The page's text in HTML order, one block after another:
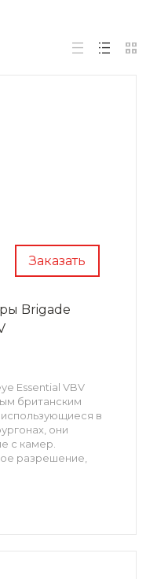
Заказать
Brigade
Essential VBV
британским
в
они
с камер.
разрешение,
днем -